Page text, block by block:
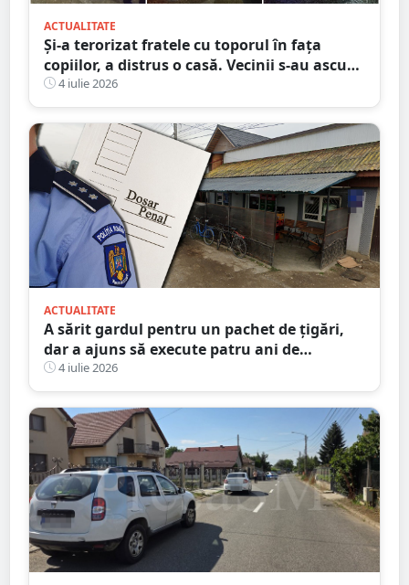
ACTUALITATE
Și-a terorizat fratele cu toporul în fața
copiilor, a distrus o casă. Vecinii s-au ascuns
de frică
4 iulie 2026
ACTUALITATE
A sărit gardul pentru un pachet de țigări,
dar a ajuns să execute patru ani de
închisoare
4 iulie 2026